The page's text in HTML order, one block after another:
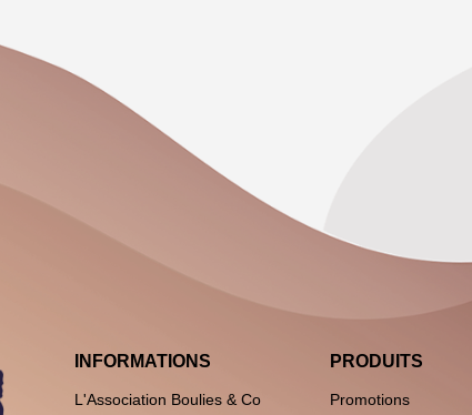
INFORMATIONS
L'Association Boulies & Co
PRODUITS
Promotions